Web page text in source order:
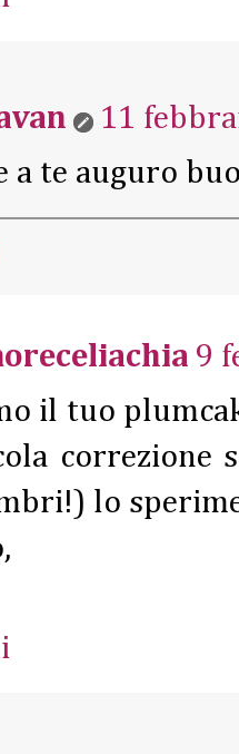
11
a te auguro
9
il tuo
correzione
lo